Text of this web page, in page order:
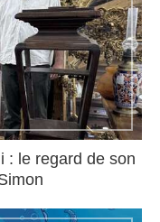
: le regard de son